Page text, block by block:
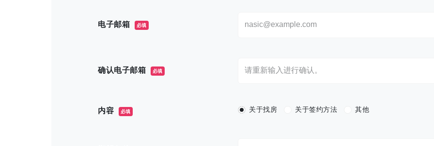
电子邮箱 必填
确认电子邮箱 必填
内容 必填 关于找房 关于签约方法 其他